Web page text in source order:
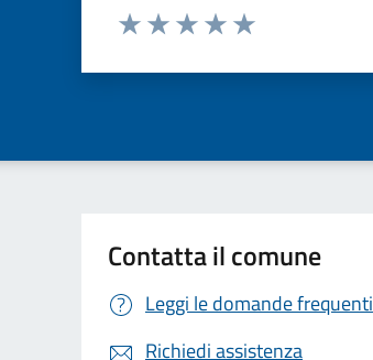
Valuta da 1 a 5 stelle la pagina
Contatta il comune
Leggi le domande frequenti
Richiedi assistenza